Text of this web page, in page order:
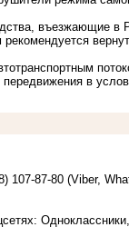
въезжающие в
передвижения в
107-87-80 (Viber,
Одноклассники